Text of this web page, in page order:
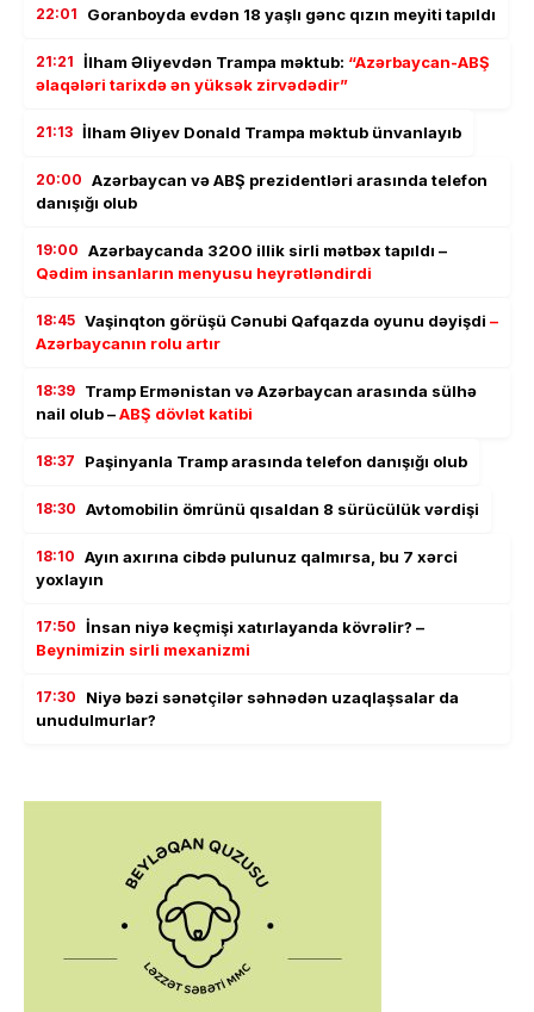
22:01 Goranboyda evdən 18 yaşlı gənc qızın meyiti tapıldı
21:21 İlham Əliyevdən Trampa məktub: “Azərbaycan-ABŞ
əlaqələri tarixdə ən yüksək zirvədədir”
21:13 İlham Əliyev Donald Trampa məktub ünvanlayıb
20:00 Azərbaycan və ABŞ prezidentləri arasında telefon
danışığı olub
19:00 Azərbaycanda 3200 illik sirli mətbəx tapıldı –
Qədim insanların menyusu heyrətləndirdi
18:45 Vaşinqton görüşü Cənubi Qafqazda oyunu dəyişdi –
Azərbaycanın rolu artır
18:39 Tramp Ermənistan və Azərbaycan arasında sülhə
nail olub –ABŞ dövlət katibi
18:37 Paşinyanla Tramp arasında telefon danışığı olub
18:30 Avtomobilin ömrünü qısaldan 8 sürücülük vərdişi
18:10 Ayın axırına cibdə pulunuz qalmırsa, bu 7 xərci
yoxlayın
17:50 İnsan niyə keçmişi xatırlayanda kövrəlir? –
Beynimizin sirli mexanizmi
17:30
Niyə bəzi sənətçilər səhnədən uzaqlaşsalar da
unudulmurlar?